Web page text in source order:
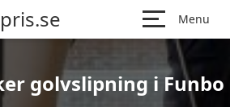
Menu
golvslipning i Funbo